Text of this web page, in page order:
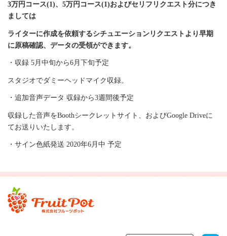
3万円コース(1)、5万円コース(1)およびセリフリクエスト分につき
ましては
ライターに作成を依頼するシチュエーションリクエストより早期
に原稿確認、データの受領ができます。
・収録 5月中旬から6月下旬予定
スタジオでダミーヘッドマイク収録。
・追加音声データ 収録から3週間後予定
収録した音声をBoothシークレットサイト、およびGoogle Driveに
てお送りいたします。
・サイン色紙発送 2020年6月中 予定